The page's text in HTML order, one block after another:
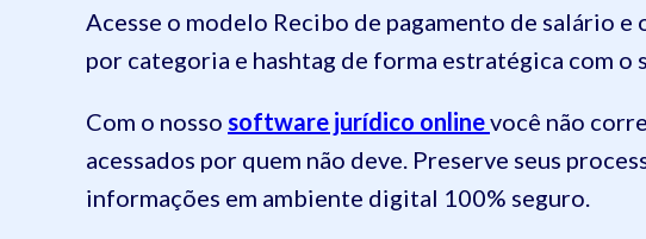
Acesse o modelo Recibo de pagamento de salário
por categoria e hashtag de forma estratégica com
Com o nosso software jurídico onlinevocê não
acessados por quem não deve. Preserve seus
informações em ambiente digital 100% seguro.